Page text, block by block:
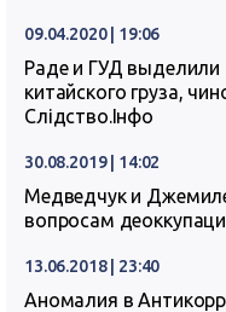
09.04.2020 | 19:06
Раде и ГУД выделили
китайского груза,
Слідство.Інфо
30.08.2019 | 14:02
Медведчук и
вопросам
13.06.2018 | 23:40
Аномалия в